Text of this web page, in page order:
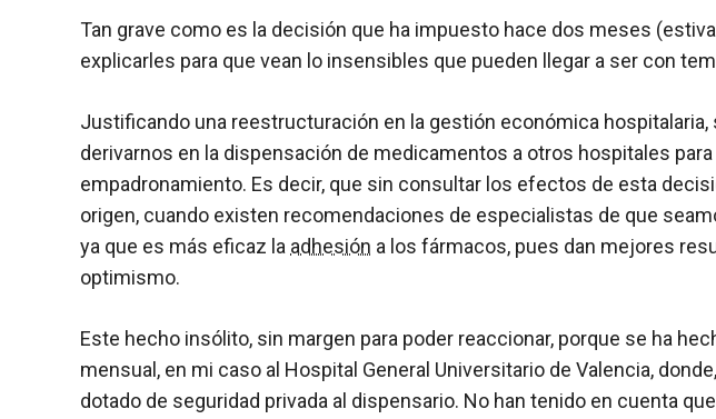
Tan grave como es la decisión que ha impuesto hace dos meses
explicarles para que vean lo insensibles que pueden llegar a ser con
Justificando una reestructuración en la gestión económica
derivarnos en la dispensación de medicamentos a otros hospitales
empadronamiento. Es decir, que sin consultar los efectos de esta
origen, cuando existen recomendaciones de especialistas de que
ya que es más eficaz la adhesión a los fármacos, pues dan mejores
optimismo.
Este hecho insólito, sin margen para poder reaccionar, porque se ha
mensual, en mi caso al Hospital General Universitario de Valencia,
dotado de seguridad privada al dispensario. No han tenido en cuenta